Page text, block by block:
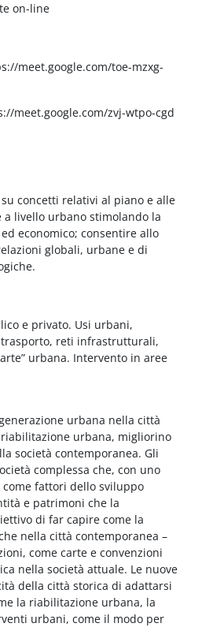
on-line
toe-mzxg-
zvj-wtpo-cgd
concetti relativi al piano e alle
livello urbano stimolando la
economico; consentire allo
globali, urbane e di
e privato. Usi urbani,
reti infrastrutturali,
urbana. Intervento in aree
urbana nella città
urbana, migliorino
società contemporanea. Gli
complessa che, con uno
fattori dello sviluppo
e patrimoni che la
di far capire come la
nella città contemporanea –
come carte e convenzioni
nella società attuale. Le nuove
della città storica di adattarsi
la riabilitazione urbana, la
urbani, come il modo per